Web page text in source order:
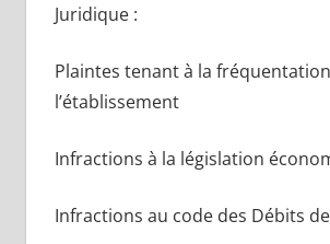
Juridique :
Plaintes tenant à la
l’établissement
Infractions à la législation
Infractions au code des Débits